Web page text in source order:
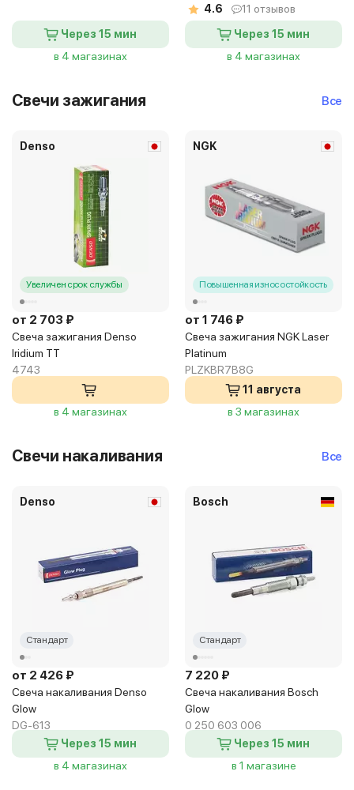
Через 15 мин
в 4 магазинах
4.6
11 отзывов
Через 15 мин
в 4 магазинах
Свечи зажигания Все
Denso
Увеличен срок службы
от 2 703 ₽
Свеча зажигания Denso
Iridium TT
4743
в 4 магазинах
NGK
Повышенная износостойкость
от 1 746 ₽
Свеча зажигания NGK Laser
Platinum
PLZKBR7B8G
11 августа
в 3 магазинах
Свечи накаливания Все
Denso
Стандарт
от 2 426 ₽
Свеча накаливания Denso
Glow
DG-613
Через 15 мин
в 4 магазинах
Bosch
Стандарт
7 220 ₽
Свеча накаливания Bosch
Glow
0 250 603 006
Через 15 мин
в 1 магазине